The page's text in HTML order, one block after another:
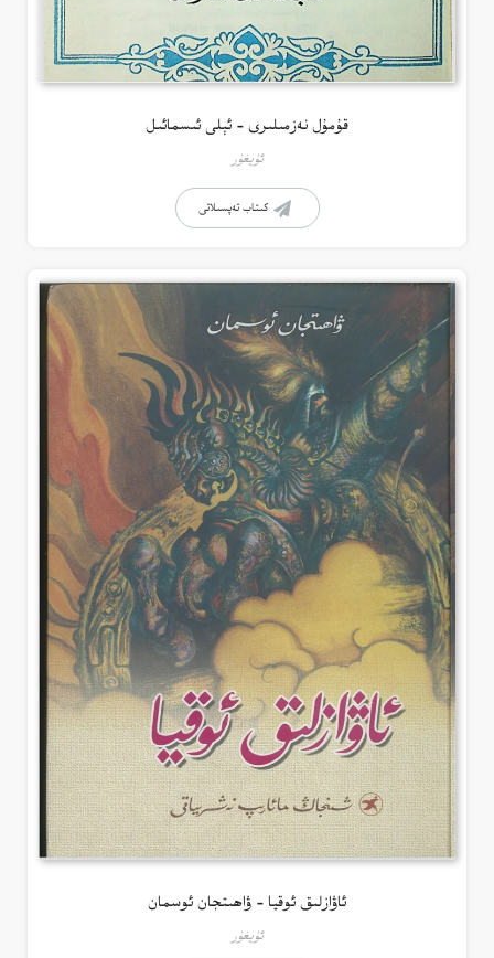
قۇمۇل نەزمىلىرى – ئېلى ئىسمائىل
ئۇيغۇر
كىتاب تەپسىلاتى
ئاۋازلىق ئوقيا – ۋاھىتجان ئوسمان
ئۇيغۇر